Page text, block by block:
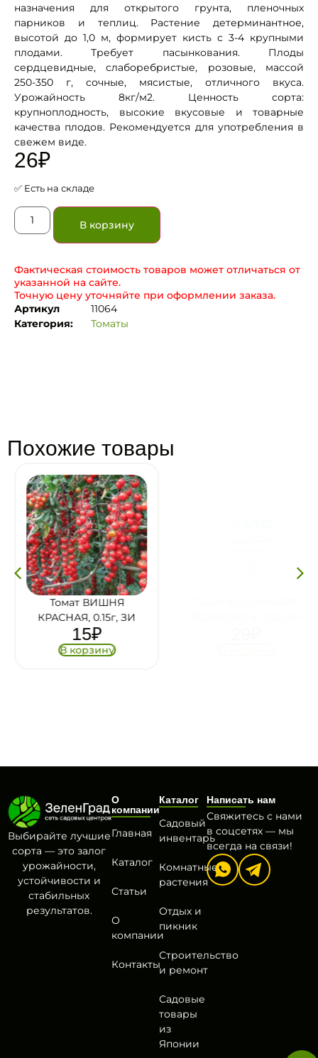
назначения для открытого грунта, пленочных
парников и теплиц. Растение детерминантное,
высотой до 1,0 м, формирует кисть с 3-4 крупными
плодами. Требует пасынкования. Плоды
сердцевидные, слаборебристые, розовые, массой
250-350 г, сочные, мясистые, отличного вкуса.
Урожайность 8кг/м2. Ценность сорта:
крупноплодность, высокие вкусовые и товарные
качества плодов. Рекомендуется для употребления в
свежем виде.
26₽
✅ Есть на складе
В корзину
Фактическая стоимость товаров может отличаться от
указанной на сайте.
Точную цену уточняйте при оформлении заказа.
Артикул
11064
Категория:
Томаты
Похожие товары
Томат ВИШНЯ
КРАСНАЯ, 0.15г, ЗИ
15₽
В корзину
Выбирайте лучшие
сорта — это залог
урожайности,
устойчивости и
стабильных
результатов.
О
компании
Главная
Каталог
Статьи
О
компании
Контакты
Каталог
Садовый
инвентарь
Комнатные
растения
Отдых и
пикник
Строительство
и ремонт
Садовые
товары
из
Японии
Написать нам
Свяжитесь с нами
в соцсетях — мы
всегда на связи!